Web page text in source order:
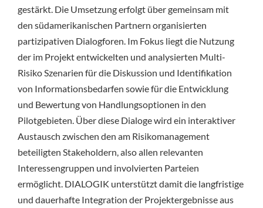
gestärkt. Die Umsetzung erfolgt über gemeinsam mit
den südamerikanischen Partnern organisierten
partizipativen Dialogforen. Im Fokus liegt die Nutzung
der im Projekt entwickelten und analysierten Multi-
Risiko Szenarien für die Diskussion und Identifikation
von Informationsbedarfen sowie für die Entwicklung
und Bewertung von Handlungsoptionen in den
Pilotgebieten. Über diese Dialoge wird ein interaktiver
Austausch zwischen den am Risikomanagement
beteiligten Stakeholdern, also allen relevanten
Interessengruppen und involvierten Parteien
ermöglicht. DIALOGIK unterstützt damit die langfristige
und dauerhafte Integration der Projektergebnisse aus